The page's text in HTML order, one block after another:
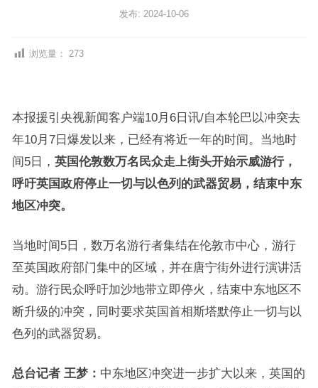
发布: 2024-10-06
浏览量： 273
本报援引央视新闻客户端10月6日讯/自本轮巴以冲突去
年10月7日爆发以来，已经有将近一年的时间。当地时
间5日， 英国伦敦数万名民众走上街头开始示威游行，
呼吁英国政府停止一切与以色列的武器贸易，结束中东
地区冲突。
当地时间5日，数万名游行者集结在伦敦市中心，游行
至英国政府部门集中的区域，并在唐宁街外进行演讲活
动。游行民众呼吁加沙地带立即停火，结束中东地区不
断升级的冲突，同时要求英国首相斯塔默停止一切与以
色列的武器贸易。
总台记者 王梦： 中东地区冲突进一步扩大以来，英国的